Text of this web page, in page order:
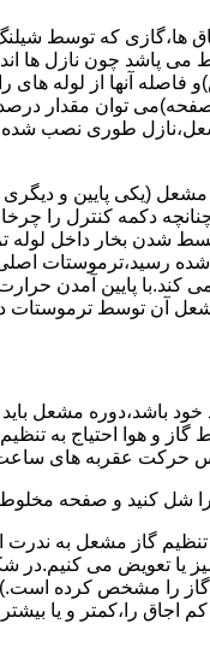
ها،گازی که توسط
می پاشد چون نازل ها
آنها از لوله
توان مقدار درصد
طوری نصب شده
(یکی پایین و
کنترل را
شدن بخار داخل لوله
رسید،ترموستات
کند.با پایین آمدن
آن توسط ترموستات
و هوا احتیاج به
حرکت عقربه های ساعت
را شل کنید و صفحه
گاز مشعل به ندرت
یا تعویض می
را مشخص کرده
اجاق را،کمتر و یا